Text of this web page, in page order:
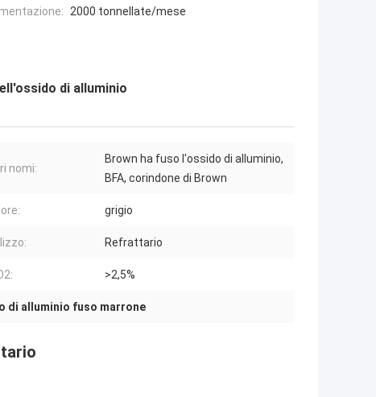
2000 tonnellate/mese
di alluminio
nomi:
Brown ha fuso l'ossido di alluminio,
BFA, corindone di Brown
grigio
Refrattario
>2,5%
di alluminio fuso marrone